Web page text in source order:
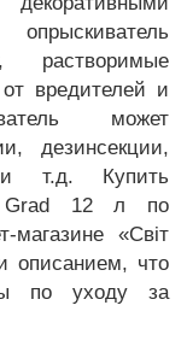
растворимые
вредителей и
может
дезинсекции,
т.д. Купить
Grad 12 л по
магазине «Світ
описанием, что
по уходу за